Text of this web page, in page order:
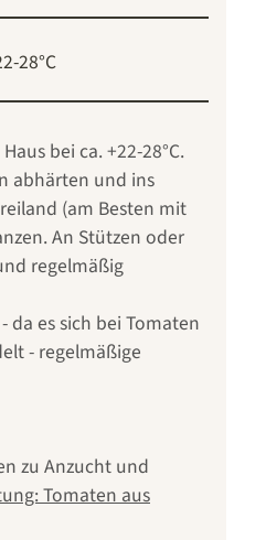
28°C
bei ca. +22-28°C.
abhärten und ins
(am Besten mit
An Stützen oder
regelmäßig
da es sich bei Tomaten
- regelmäßige
zu Anzucht und
Tomaten aus